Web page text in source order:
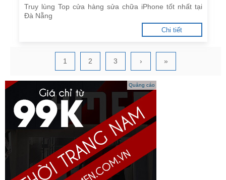
Truy lùng Top cửa hàng sửa chữa iPhone tốt nhất tại
Đà Nẵng
Chi tiết
1 2 3 › »
Quảng cáo